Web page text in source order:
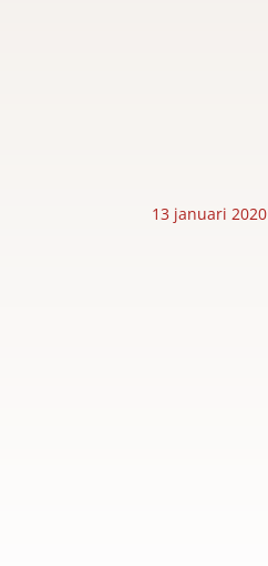
Publicerad
13 januari 2020